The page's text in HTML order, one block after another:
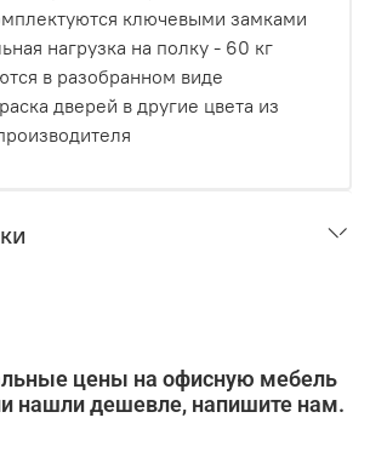
ключевыми замками
нагрузка на полку - 60 кг
в разобранном виде
дверей в другие цвета из
цены на офисную мебель
нашли дешевле, напишите нам.